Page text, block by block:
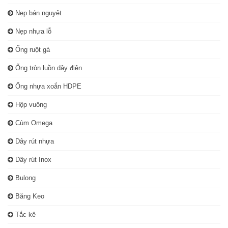
Nẹp bán nguyệt
Nẹp nhựa lỗ
Ống ruột gà
Ống tròn luồn dây điện
Ống nhựa xoắn HDPE
Hộp vuông
Cùm Omega
Dây rút nhựa
Dây rút Inox
Bulong
Băng Keo
Tắc kê